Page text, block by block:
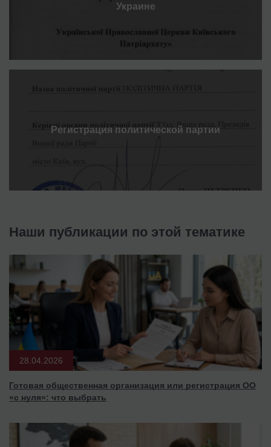
Украине
Регистрация политической партии
Наши публикации по этой тематике
28.04.2026
Готовая общественная организация или регистрация ОО
«с нуля»: что выбрать